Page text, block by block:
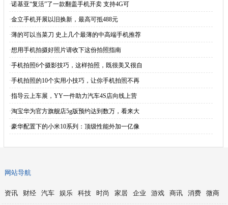
·诺基亚“复活”了一款翻盖手机开卖 支持4G可
·金立手机开展以旧换新，最高可抵488元
·薄的可以当菜刀 史上几个最薄的中高端手机推荐
·想用手机拍摄好照片请收下这份拍照指南
·手机拍照6个摄影技巧，这样拍照，既很美又很自
·手机拍照的10个实用小技巧，让你手机拍照不再
·指导云上车展，YY一件助力汽车4S店向线上营
·淘宝华为官方旗舰店5g版预约达到数万，看来大
·豪华配置下的小米10系列：顶级性能外加一亿像
网站导航
资讯 财经 汽车 娱乐 科技 时尚 家居 企业 游戏 商讯 消费 微商